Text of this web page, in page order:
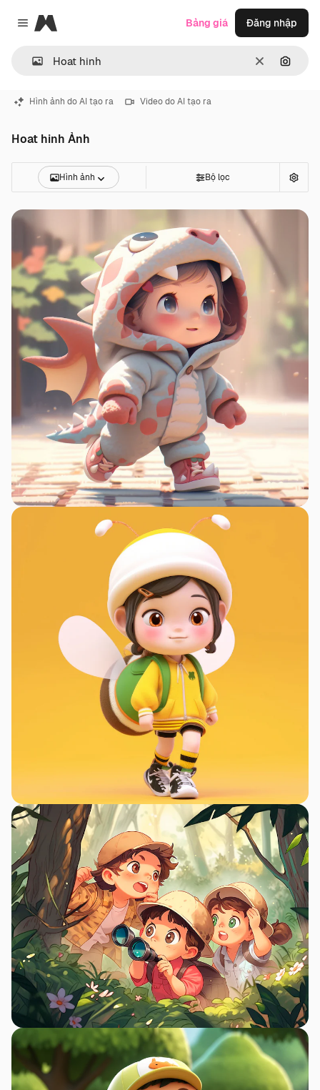
Close menu
Magnific
ThôngTìm
Bảng giá Đăng nhập
Hình ảnh do AI tạo ra Video do AI tạo ra
Hoat hinh Ảnh
Hình ảnh Bộ lọc